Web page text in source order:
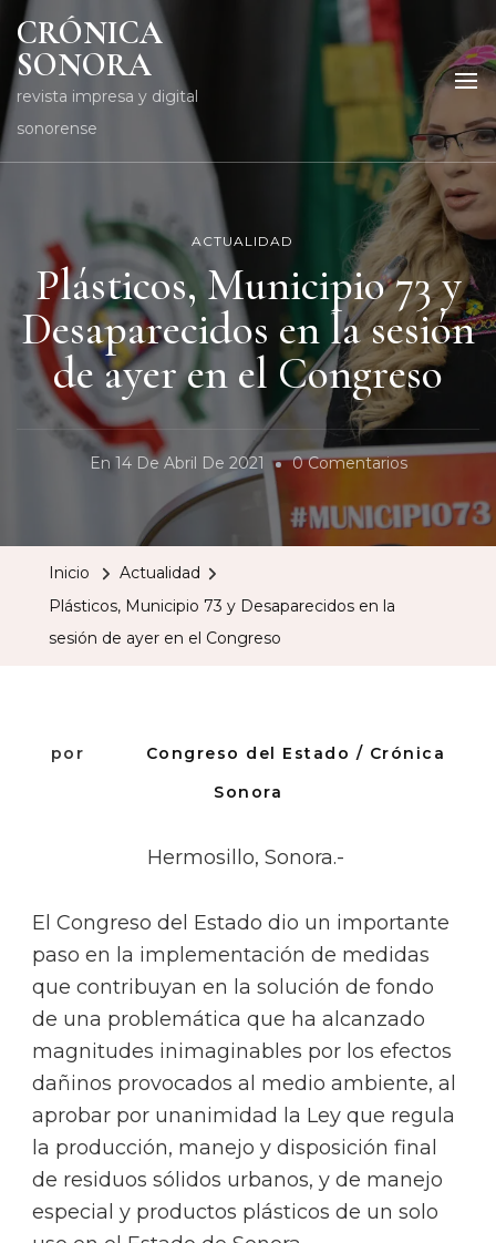
CRÓNICA
SONORA
revista impresa y digital
sonorense
ACTUALIDAD
Plásticos, Municipio 73 y
Desaparecidos en la sesión
de ayer en el Congreso
En 14 De Abril De 2021 0 ComentariosEn
Municipio
De
Inicio
Actualidad
Plásticos, Municipio 73 y Desaparecidos en la
sesión de ayer en el Congreso
por
Congreso del Estado / Crónica
Sonora
Hermosillo, Sonora.-
El Congreso del Estado dio un importante
paso en la implementación de medidas
que contribuyan en la solución de fondo
de una problemática que ha alcanzado
magnitudes inimaginables por los efectos
dañinos provocados al medio ambiente, al
aprobar por unanimidad la Ley que regula
la producción, manejo y disposición final
de residuos sólidos urbanos, y de manejo
especial y productos plásticos de un solo